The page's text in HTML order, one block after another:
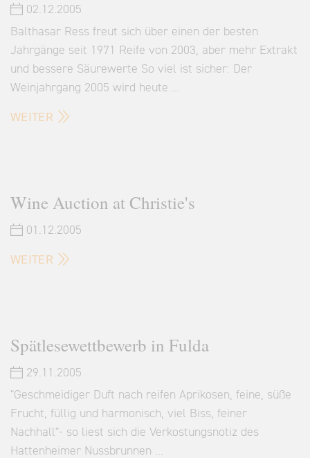
02.12.2005
Balthasar Ress freut sich über einen der besten
Jahrgänge seit 1971 Reife von 2003, aber mehr Extrakt
und bessere Säurewerte So viel ist sicher: Der
Weinjahrgang 2005 wird heute …
WEITER
Wine Auction at Christie's
01.12.2005
WEITER
Spätlesewettbewerb in Fulda
29.11.2005
"Geschmeidiger Duft nach reifen Aprikosen, feine, süße
Frucht, füllig und harmonisch, viel Biss, feiner
Nachhall"- so liest sich die Verkostungsnotiz des
Hattenheimer Nussbrunnen …